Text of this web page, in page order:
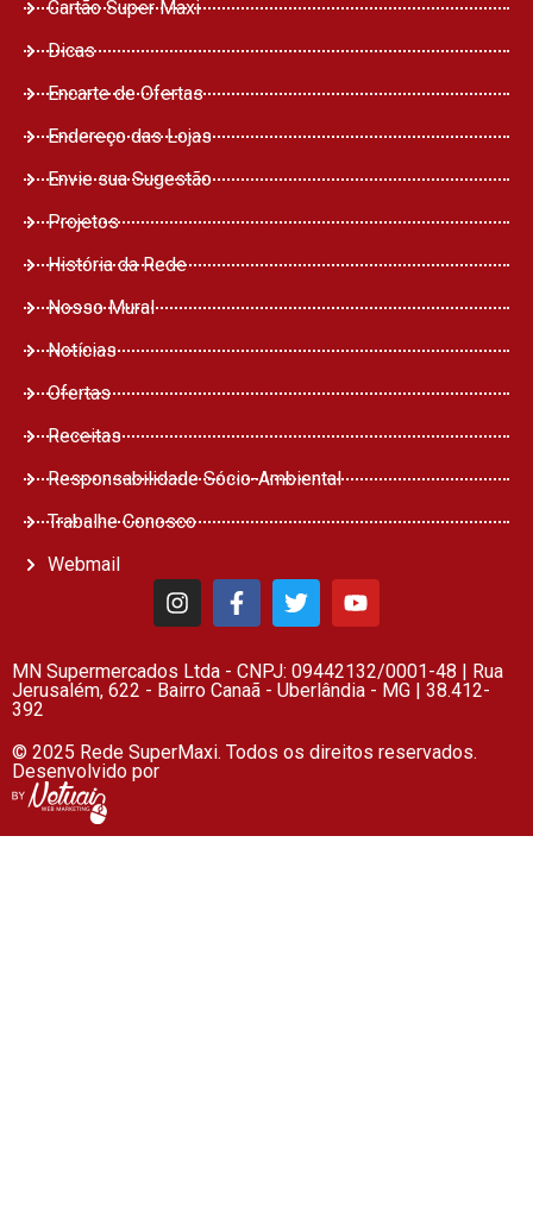
Cartão Super Maxi
Dicas
Encarte de Ofertas
Endereço das Lojas
Envie sua Sugestão
Projetos
História da Rede
Nosso Mural
Notícias
Ofertas
Receitas
Responsabilidade Sócio-Ambiental
Trabalhe Conosco
Webmail
MN Supermercados Ltda - CNPJ: 09442132/0001-48 | Rua
Jerusalém, 622 - Bairro Canaã - Uberlândia - MG | 38.412-
392
© 2025 Rede SuperMaxi. Todos os direitos reservados.
Desenvolvido por